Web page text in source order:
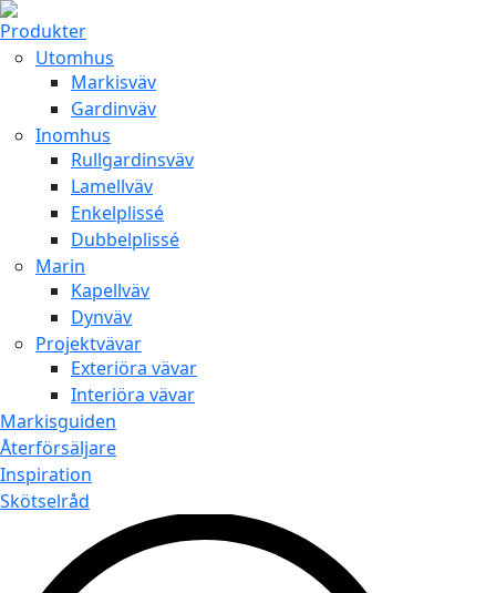
Produkter
Utomhus
Markisväv
Gardinväv
Inomhus
Rullgardinsväv
Lamellväv
Enkelplissé
Dubbelplissé
Marin
Kapellväv
Dynväv
Projektvävar
Exteriöra vävar
Interiöra vävar
Markisguiden
Återförsäljare
Inspiration
Skötselråd